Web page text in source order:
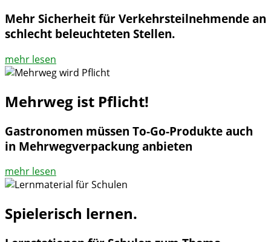
Mehr Sicherheit für Verkehrsteilnehmende an
schlecht beleuchteten Stellen.
mehr lesen
Mehrweg ist Pflicht!
Gastronomen müssen To-Go-Produkte auch
in Mehrwegverpackung anbieten
mehr lesen
Spielerisch lernen.